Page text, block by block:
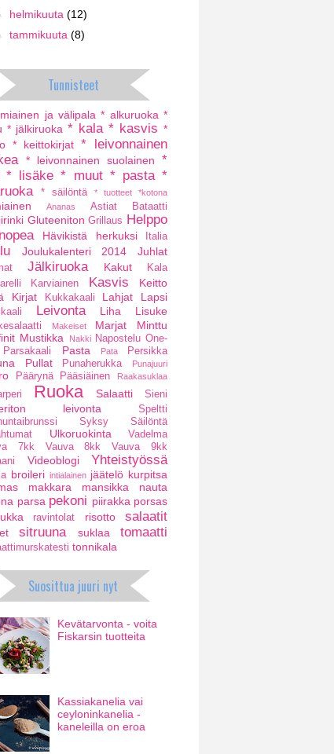
helmikuuta (12)
tammikuuta (8)
Tunnisteet
ja välipala * alkuruoka *
* jälkiruoka * kala * kasvis *
* keittokirjat * leivonnainen
* leivonnainen suolainen
*
* lisäke * muut * pasta *
* säilöntä * tuotteet *kotona
Ananas Astiat Bataatti
Gluteeniton Grillaus Helppo
Hävikistä herkuksi Italia
Joulukalenteri 2014 Juhlat
Jälkiruoka Kakut
Kala
Karviainen Kasvis
Keitto
Kirjat Kukkakaali Lahjat Lapsi
Leivonta Liha Lisuke
Makeiset Marjat
Minttu
Mustikka Nakki Napostelu One-
Parsakaali Pasta Pata Persikka
Pullat Punaherukka Punajuuri
Päärynä Pääsiäinen Raakasuklaa
Ruoka Salaatti Sieni
leivonta
Speltti
Syksy
Säilöntä
Ulkoruokinta
Vadelma
7kk
Vauva 8kk
Vauva 9kk
Videoblogi Yhteistyössä
broileri intialainen jäätelö kurpitsa
makkara mansikka
nauta
parsa pekoni piirakka porsas
ravintolat risotto salaatit
sitruuna suklaa tomaatti
tonnikala
Suosittua juuri nyt
Kevätarvonta - voita
Fiskarsin tuotteita
Kassiakanelia vai
ceyloninkanelia -
kaneleilla on eroa